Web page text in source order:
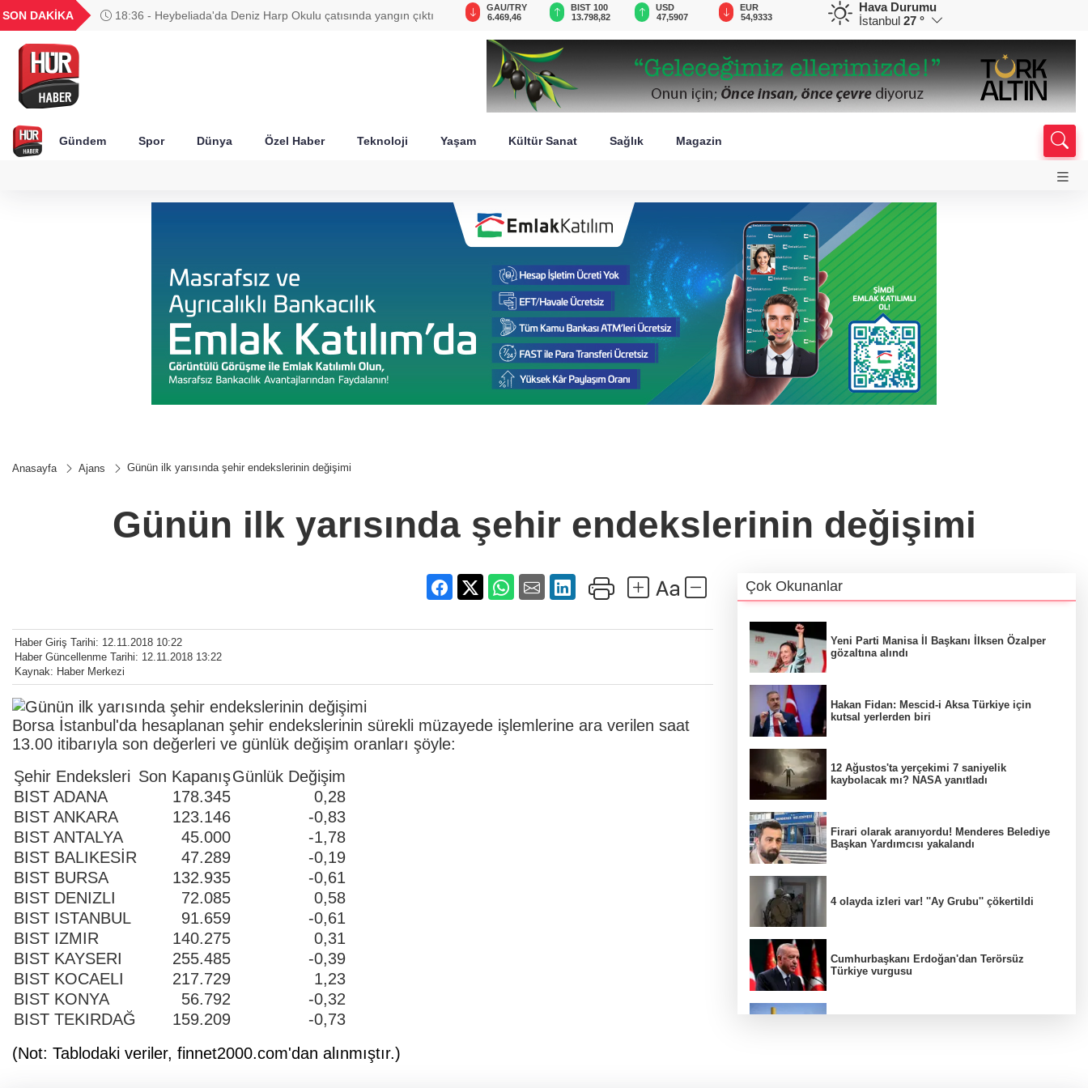
SON DAKİKA 18:36 - Heybeliada'da Deniz Harp Okulu çatısında yangın çıktı
UYU
1,1821
18,1991
16,2315
28,0626
0,0018
GAU/TRY
6.469,46
BIST 100
13.798,82
USD
47,5907
EUR
54,9333
GBP
64,1409
CHF
58,5339
Hava Durumu
İstanbul 27 °
Gündem Spor Dünya Özel Haber Teknoloji Yaşam Kültür Sanat Sağlık Magazin
Anasayfa Ajans Günün ilk yarısında şehir endekslerinin değişimi
Günün ilk yarısında şehir endekslerinin değişimi
Haber Giriş Tarihi: 12.11.2018 10:22
Haber Güncellenme Tarihi: 12.11.2018 13:22
Kaynak: Haber Merkezi
Borsa İstanbul'da hesaplanan şehir endekslerinin sürekli müzayede işlemlerine ara verilen saat
13.00 itibarıyla son değerleri ve günlük değişim oranları şöyle:
Şehir Endeksleri Son KapanışGünlük Değişim
BIST ADANA
178.345
0,28
BIST ANKARA
123.146
-0,83
BIST ANTALYA
45.000
-1,78
BIST BALIKESİR
47.289
-0,19
BIST BURSA
132.935
-0,61
BIST DENIZLI
72.085
0,58
BIST ISTANBUL
91.659
-0,61
BIST IZMIR
140.275
0,31
BIST KAYSERI
255.485
-0,39
BIST KOCAELI
217.729
1,23
BIST KONYA
56.792
-0,32
BIST TEKIRDAĞ
159.209
-0,73
(Not: Tablodaki veriler, finnet2000.com'dan alınmıştır.)
Çok Okunanlar
Yeni Parti Manisa İl Başkanı İlksen Özalper
gözaltına alındı
Hakan Fidan: Mescid-i Aksa Türkiye için
kutsal yerlerden biri
12 Ağustos'ta yerçekimi 7 saniyelik
kaybolacak mı? NASA yanıtladı
Firari olarak aranıyordu! Menderes Belediye
Başkan Yardımcısı yakalandı
4 olayda izleri var! ''Ay Grubu'' çökertildi
Cumhurbaşkanı Erdoğan'dan Terörsüz
Türkiye vurgusu